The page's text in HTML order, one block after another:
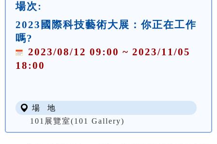
場次:
2023國際科技藝術大展：你正在工作
嗎?
2023/08/12 09:00 ~ 2023/11/05
18:00
場 地
101展覽室(101 Gallery)